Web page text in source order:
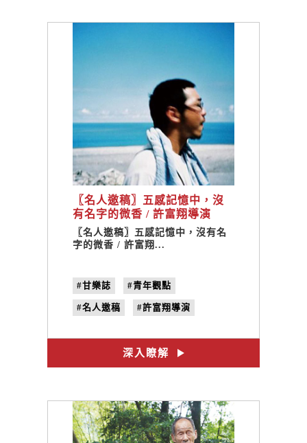
〖名人邀稿〗五感記憶中，沒
有名字的微香 / 許富翔導演
〖名人邀稿〗五感記憶中，沒有名
字的微香 / 許富翔...
#甘樂誌 #青年觀點
#名人邀稿 #許富翔導演
深入瞭解